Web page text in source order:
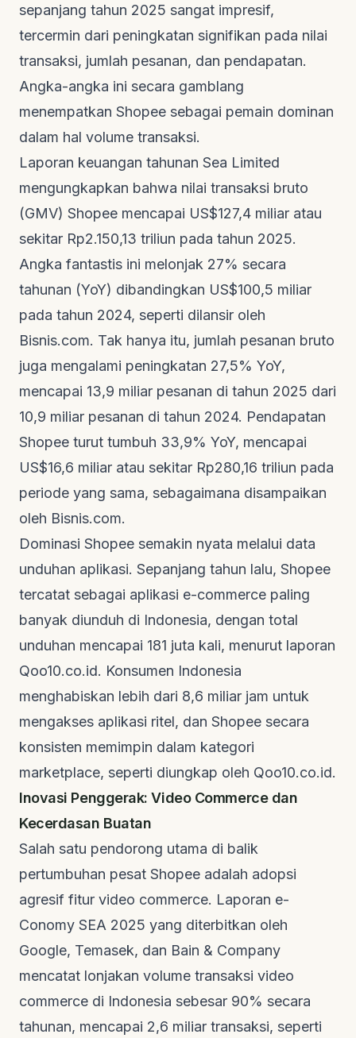
sepanjang tahun 2025 sangat impresif,
tercermin dari peningkatan signifikan pada nilai
transaksi, jumlah pesanan, dan pendapatan.
Angka-angka ini secara gamblang
menempatkan Shopee sebagai pemain dominan
dalam hal volume transaksi.
Laporan keuangan tahunan Sea Limited
mengungkapkan bahwa nilai transaksi bruto
(GMV) Shopee mencapai US$127,4 miliar atau
sekitar Rp2.150,13 triliun pada tahun 2025.
Angka fantastis ini melonjak 27% secara
tahunan (YoY) dibandingkan US$100,5 miliar
pada tahun 2024, seperti dilansir oleh
Bisnis.com. Tak hanya itu, jumlah pesanan bruto
juga mengalami peningkatan 27,5% YoY,
mencapai 13,9 miliar pesanan di tahun 2025 dari
10,9 miliar pesanan di tahun 2024. Pendapatan
Shopee turut tumbuh 33,9% YoY, mencapai
US$16,6 miliar atau sekitar Rp280,16 triliun pada
periode yang sama, sebagaimana disampaikan
oleh Bisnis.com.
Dominasi Shopee semakin nyata melalui data
unduhan aplikasi. Sepanjang tahun lalu, Shopee
tercatat sebagai aplikasi e-commerce paling
banyak diunduh di Indonesia, dengan total
unduhan mencapai 181 juta kali, menurut laporan
Qoo10.co.id. Konsumen Indonesia
menghabiskan lebih dari 8,6 miliar jam untuk
mengakses aplikasi ritel, dan Shopee secara
konsisten memimpin dalam kategori
marketplace, seperti diungkap oleh Qoo10.co.id.
Inovasi Penggerak: Video Commerce dan
Kecerdasan Buatan
Salah satu pendorong utama di balik
pertumbuhan pesat Shopee adalah adopsi
agresif fitur video commerce. Laporan e-
Conomy SEA 2025 yang diterbitkan oleh
Google, Temasek, dan Bain & Company
mencatat lonjakan volume transaksi video
commerce di Indonesia sebesar 90% secara
tahunan, mencapai 2,6 miliar transaksi, seperti